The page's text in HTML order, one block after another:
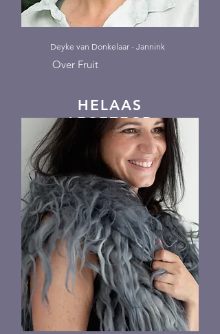
HELAAS
AFGEZEGD
Deyke van Donkelaar - Jannink
Over Fruit